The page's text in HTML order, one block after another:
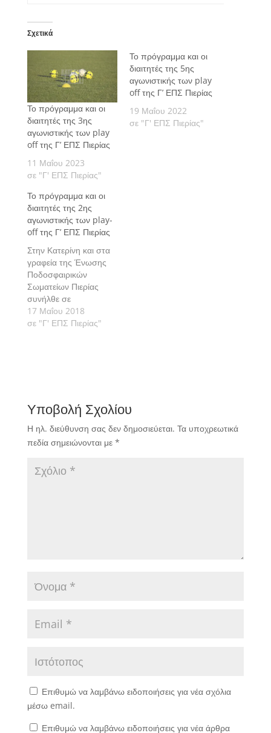
Σχετικά
Το πρόγραμμα και οι
διαιτητές της 3ης
αγωνιστικής των play
off της Γ’ ΕΠΣ Πιερίας
11 Μαΐου 2023
σε "Γ' ΕΠΣ Πιερίας"
Το πρόγραμμα και οι
διαιτητές της 5ης
αγωνιστικής των play
off της Γ’ ΕΠΣ Πιερίας
19 Μαΐου 2022
σε "Γ' ΕΠΣ Πιερίας"
Το πρόγραμμα και οι
διαιτητές της 2ης
αγωνιστικής των play-
off της Γ’ ΕΠΣ Πιερίας
Στην Κατερίνη και στα
γραφεία της Ένωσης
Ποδοσφαιρικών
Σωματείων Πιερίας
συνήλθε σε
συνεδρίαση η
Επιτροπή Διαιτησίας
αγώνες play-off της
Ένωσης
Ποδοσφαιρικών
Σωματείων Πιερίας
πραγματοποιηθούν την
19 Μαΐου 2018.
17 Μαΐου 2018
σε "Γ' ΕΠΣ Πιερίας"
Υποβολή Σχολίου
Η ηλ. διεύθυνση σας δεν δημοσιεύεται. Τα υποχρεωτικά
πεδία σημειώνονται με *
Επιθυμώ να λαμβάνω ειδοποιήσεις για νέα σχόλια
μέσω email.
Επιθυμώ να λαμβάνω ειδοποιήσεις για νέα άρθρα